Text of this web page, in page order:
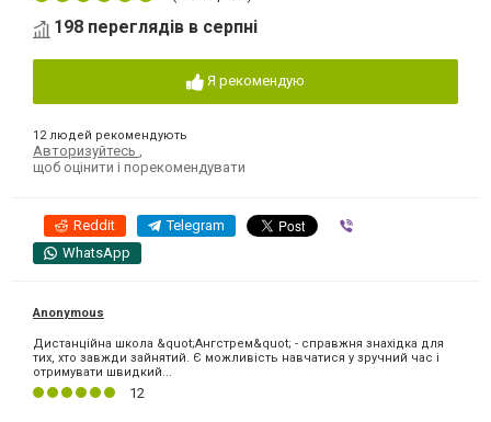
198 переглядів в серпні
Я рекомендую
12 людей рекомендують
Авторизуйтесь
щоб оцінити і порекомендувати
Reddit Telegram
WhatsApp
Anonymous
Дистанційна школа &quot;Ангстрем&quot; - справжня знахідка для
тих, хто завжди зайнятий. Є можливість навчатися у зручний час і
отримувати швидкий...
12